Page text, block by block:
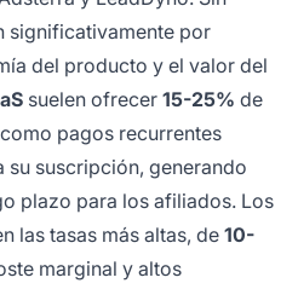
significativamente por
del producto y el valor del
suelen ofrecer 15-25% de
pagos recurrentes
su suscripción, generando
plazo para los afiliados. Los
las tasas más altas, de 10-
marginal y altos